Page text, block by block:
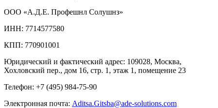
ООО «А.Д.Е. Профешнл Солушнз»
ИНН: 7714577580
КПП: 770901001
Юридический и фактический адрес: 109028, Москва,
Хохловский пер., дом 16, стр. 1, этаж 1, помещение 23
Телефон: +7 (495) 984-75-90
Электронная почта: Aditsa.Gitsba@ade-solutions.com